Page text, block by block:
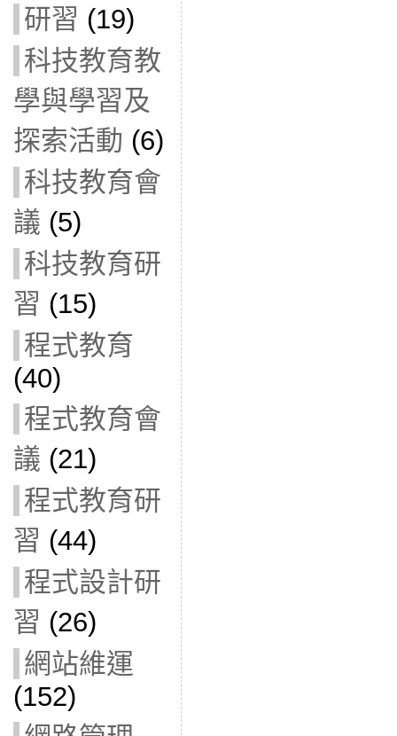
研習 (19)
科技教育教
學與學習及
探索活動 (6)
科技教育會
議 (5)
科技教育研
習 (15)
程式教育
(40)
程式教育會
議 (21)
程式教育研
習 (44)
程式設計研
習 (26)
網站維運
(152)